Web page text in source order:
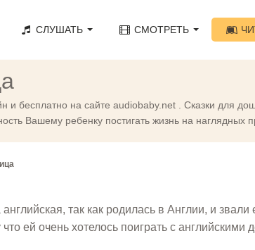
СЛУШАТЬ СМОТРЕТЬ
и бесплатно на сайте audiobaby.net . Сказки для
Вашему ребенку постигать жизнь на наглядных
так как родилась в Англии, и
ей очень хотелось поиграть с английскими